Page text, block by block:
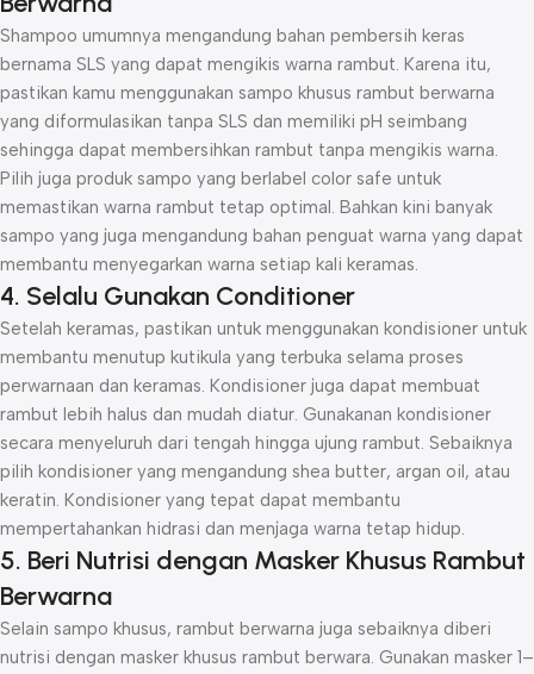
Shampoo umumnya mengandung bahan pembersih keras
bernama SLS yang dapat mengikis warna rambut. Karena itu,
pastikan kamu menggunakan sampo khusus rambut berwarna
yang diformulasikan tanpa SLS dan memiliki pH seimbang
sehingga dapat membersihkan rambut tanpa mengikis warna.
Pilih juga produk sampo yang berlabel color safe untuk
memastikan warna rambut tetap optimal. Bahkan kini banyak
sampo yang juga mengandung bahan penguat warna yang dapat
membantu menyegarkan warna setiap kali keramas.
4. Selalu Gunakan Conditioner
Setelah keramas, pastikan untuk menggunakan kondisioner untuk
membantu menutup kutikula yang terbuka selama proses
perwarnaan dan keramas. Kondisioner juga dapat membuat
rambut lebih halus dan mudah diatur. Gunakanan kondisioner
secara menyeluruh dari tengah hingga ujung rambut. Sebaiknya
pilih kondisioner yang mengandung shea butter, argan oil, atau
keratin. Kondisioner yang tepat dapat membantu
mempertahankan hidrasi dan menjaga warna tetap hidup.
5. Beri Nutrisi dengan Masker Khusus Rambut
Berwarna
Selain sampo khusus, rambut berwarna juga sebaiknya diberi
nutrisi dengan masker khusus rambut berwara. Gunakan masker 1–